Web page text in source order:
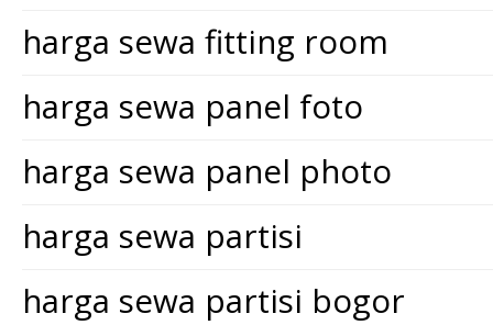
harga sewa fitting room
harga sewa panel foto
harga sewa panel photo
harga sewa partisi
harga sewa partisi bogor